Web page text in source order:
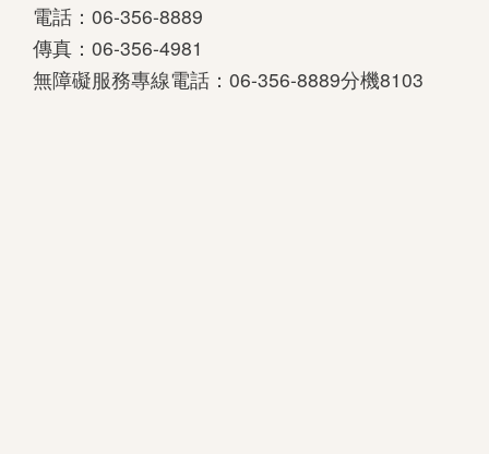
電話：06-356-8889
傳真：06-356-4981
無障礙服務專線電話：06-356-8889分機8103